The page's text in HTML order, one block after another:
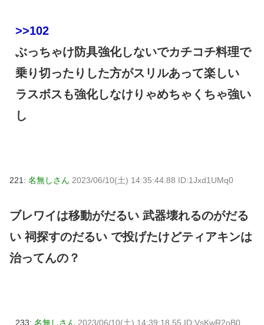
>>102
ぶっちゃけ防具強化しないでカチコチ料理で
乗り切ったりした方がスリルあって楽しい
ラスボスも強化しなけりゃめちゃくちゃ強い
し
221: 名無しさん 2023/06/10(土) 14:35:44.88 ID:1Jxd1UMq0
ブレワイは移動がだるい 武器壊れるのがだる
い 祠探すのだるい で投げたけどティアキンは
治ってんの？
233: 名無しさん 2023/06/10(土) 14:39:18.55 ID:VsKwR2oB0